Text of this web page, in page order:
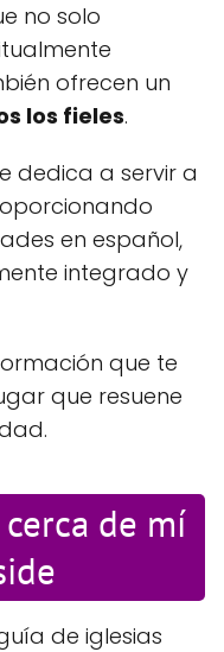
no solo
ofrecen un
los fieles.
dedica a servir a
en español,
integrado y
que te
que resuene
de mí
de iglesias